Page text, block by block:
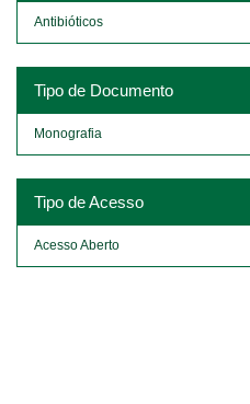
Antibióticos
Tipo de Documento
Monografia
Tipo de Acesso
Acesso Aberto